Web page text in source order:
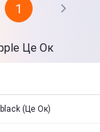
1
Це Ок
(Це Ок)